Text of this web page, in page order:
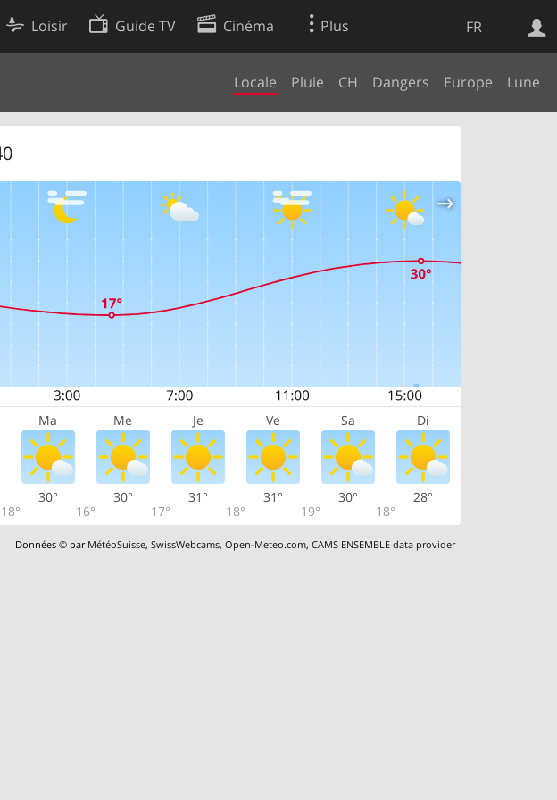
FR
Loisir Guide TV Cinéma Plus
Locale Pluie CH Dangers Europe Lune
Ma Me Je Ve Sa Di
18°
30°
16°
30°
17°
31°
18°
31°
19°
30°
18°
28°
Données © par MétéoSuisse,SwissWebcams,Open-Meteo.com,CAMS ENSEMBLE data provider
Web
de cookies